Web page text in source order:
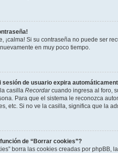
¡calma! Si su contraseña no puede ser
en muy poco tiempo.
sesión de usuario expira
casilla Recordarcuando ingresa al foro,
Para que el sistema le reconozca
etc. Si no ve la casilla, significa que la
de “Borrar cookies”?
borra las cookies creadas por